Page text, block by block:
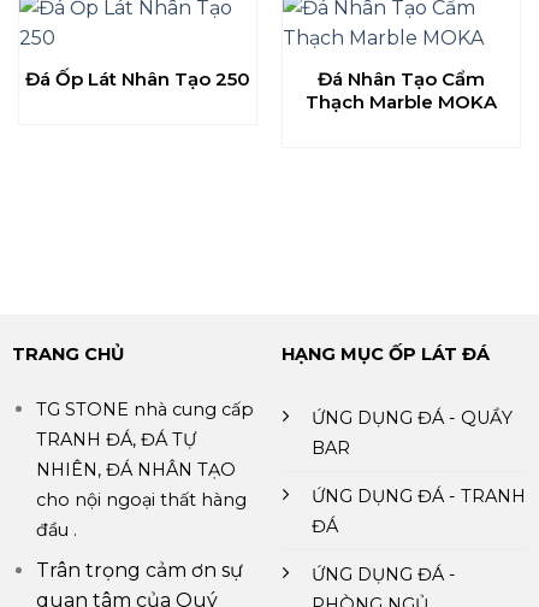
Đá Ốp Lát Nhân Tạo 250
Đá Nhân Tạo Cẩm
Thạch Marble MOKA
TRANG CHỦ
TG STONE nhà cung cấp
TRANH ĐÁ, ĐÁ TỰ
NHIÊN, ĐÁ NHÂN TẠO
cho nội ngoại thất hàng
đầu .
Trân trọng cảm ơn sự
quan tâm của Quý
HẠNG MỤC ỐP LÁT ĐÁ
ỨNG DỤNG ĐÁ - QUẦY
BAR
ỨNG DỤNG ĐÁ - TRANH
ĐÁ
ỨNG DỤNG ĐÁ -